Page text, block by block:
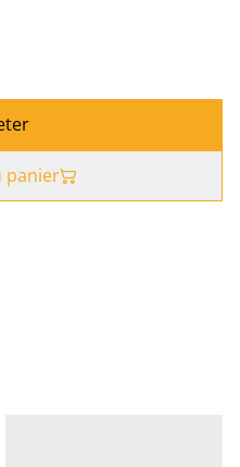
panier